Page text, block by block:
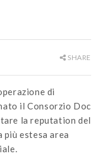
SHARE
di
il Consorzio Doc
la reputation del
estesa area